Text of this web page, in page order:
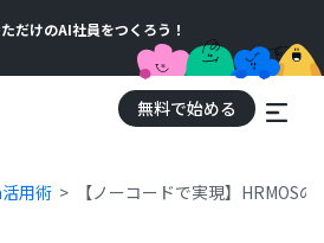
だけのAI社員をつくろう！
無料で始める
用術 【ノーコードで実現】HRMOS